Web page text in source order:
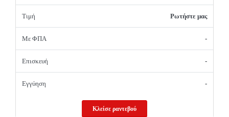
Τιμή Ρωτήστε μας
Με ΦΠΑ -
Επισκευή -
Εγγύηση -
Κλείσε ραντεβού